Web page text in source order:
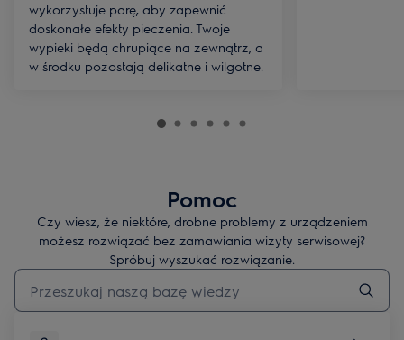
wykorzystuje parę, aby zapewnić
doskonałe efekty pieczenia. Twoje
wypieki będą chrupiące na zewnątrz, a
w środku pozostają delikatne i wilgotne.
Pomoc
Czy wiesz, że niektóre, drobne problemy z urządzeniem
możesz rozwiązać bez zamawiania wizyty serwisowej?
Spróbuj wyszukać rozwiązanie.
Wpisz, aby wyszukać artykuł dotyczący pomocy